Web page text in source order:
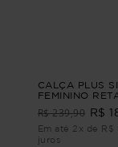
CALÇA PLUS
FEMININO
FRADES Azul
R$ 239,90 R$
Em até 2x de R$
juros